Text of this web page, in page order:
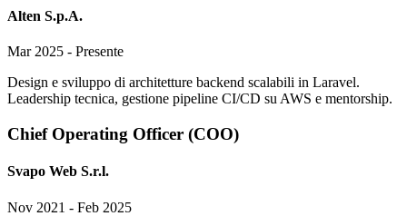
Alten S.p.A.
Mar 2025 - Presente
Design e sviluppo di architetture backend scalabili in Laravel.
Leadership tecnica, gestione pipeline CI/CD su AWS e mentorship.
Chief Operating Officer (COO)
Svapo Web S.r.l.
Nov 2021 - Feb 2025